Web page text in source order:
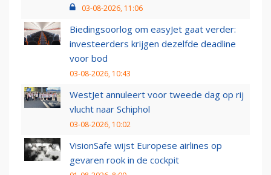
03-08-2026, 11:06
Biedingsoorlog om easyJet gaat verder:
investeerders krijgen dezelfde deadline
voor bod
03-08-2026, 10:43
WestJet annuleert voor tweede dag op rij
vlucht naar Schiphol
03-08-2026, 10:02
VisionSafe wijst Europese airlines op
gevaren rook in de cockpit